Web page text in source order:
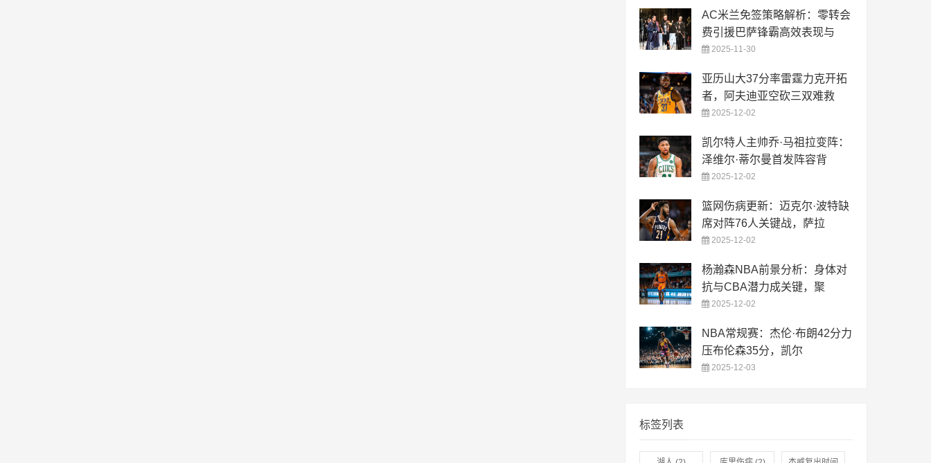
AC米兰免签策略解析：零转会
费引援巴萨锋霸高效表现与
2025-11-30
亚历山大37分率雷霆力克开拓
者，阿夫迪亚空砍三双难救
2025-12-02
凯尔特人主帅乔·马祖拉变阵：
泽维尔·蒂尔曼首发阵容背
2025-12-02
篮网伤病更新：迈克尔·波特缺
席对阵76人关键战，萨拉
2025-12-02
杨瀚森NBA前景分析：身体对
抗与CBA潜力成关键，聚
2025-12-02
NBA常规赛：杰伦·布朗42分力
压布伦森35分，凯尔
2025-12-03
标签列表